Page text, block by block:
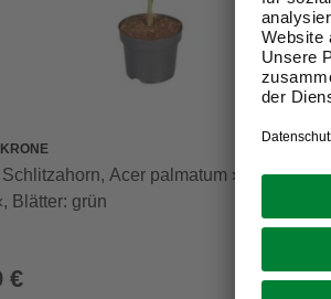
Schlitzahorn, Acer palmatum »Dissectum
Blätter: grün
€